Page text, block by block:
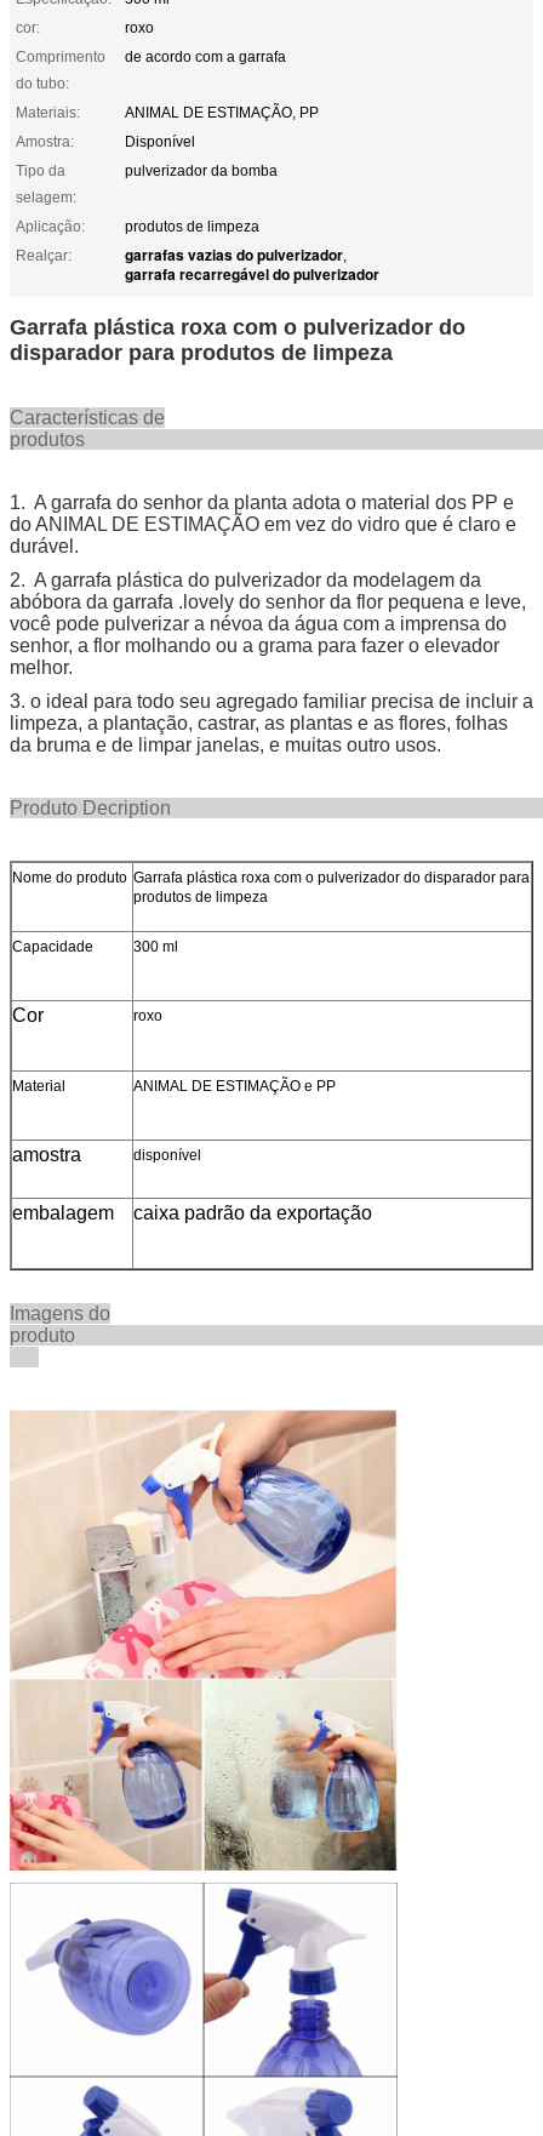
cor:
roxo
Comprimento
do tubo:
de acordo com a garrafa
Materiais:
ANIMAL DE ESTIMAÇÃO, PP
Amostra:
Disponível
Tipo da
selagem:
pulverizador da bomba
Aplicação:
produtos de limpeza
Realçar:
garrafas vazias do pulverizador,
garrafa recarregável do pulverizador
Garrafa plástica roxa com o pulverizador do
disparador para produtos de limpeza
Características de
1. A garrafa do senhor da planta adota o material dos PP e
do ANIMAL DE ESTIMAÇÃO em vez do vidro que é claro e
durável.
2. A garrafa plástica do pulverizador da modelagem da
abóbora da garrafa .lovely do senhor da flor pequena e leve,
você pode pulverizar a névoa da água com a imprensa do
senhor, a flor molhando ou a grama para fazer o elevador
melhor.
3. o ideal para todo seu agregado familiar precisa de incluir a
limpeza, a plantação, castrar, as plantas e as flores, folhas
da bruma e de limpar janelas, e muitas outro usos.
Produto
Nome do produto Garrafa plástica roxa com o pulverizador do disparador para
produtos de limpeza
Capacidade 300 ml
Cor roxo
Material ANIMAL DE ESTIMAÇÃO e PP
amostra disponível
embalagem caixa padrão da exportação
Imagens do